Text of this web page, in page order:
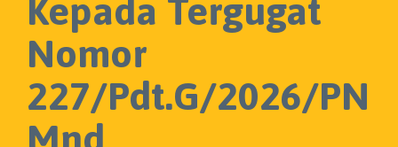
Kepada Tergugat
Nomor
227/Pdt.G/2026/PN
Mnd